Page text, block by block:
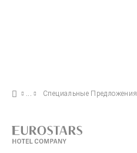
Специальные Предложения